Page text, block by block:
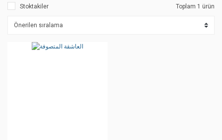
Stoktakiler Toplam 1 ürün